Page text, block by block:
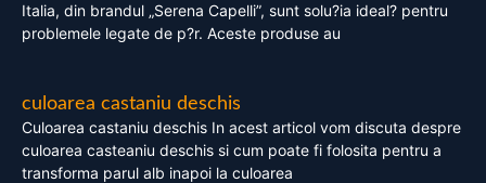
Italia, din brandul „Serena Capelli”, sunt solu?ia ideal? pentru
problemele legate de p?r. Aceste produse au
culoarea castaniu deschis
Culoarea castaniu deschis In acest articol vom discuta despre
culoarea casteaniu deschis si cum poate fi folosita pentru a
transforma parul alb inapoi la culoarea